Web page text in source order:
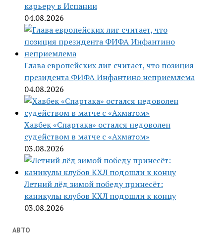
карьеру в Испании
04.08.2026
Глава европейских лиг считает, что позиция
президента ФИФА Инфантино неприемлема
04.08.2026
Хавбек «Спартака» остался недоволен
судейством в матче с «Ахматом»
03.08.2026
Летний лёд зимой победу принесёт:
каникулы клубов КХЛ подошли к концу
03.08.2026
АВТО